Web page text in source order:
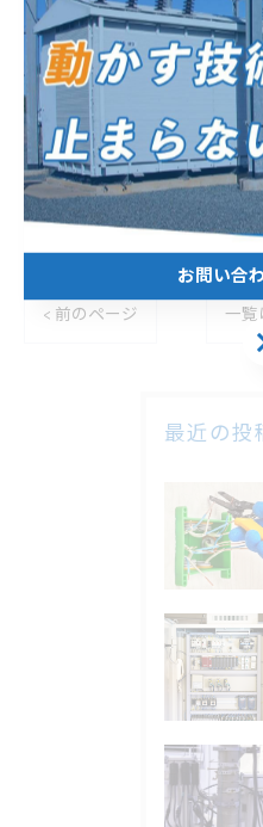
エムアイ電機株式会社
住所 :静岡県浜松市中央区北
電話番号 :053-571-2700
< 前のページ 一覧
最近の投
お問い合
お問い合